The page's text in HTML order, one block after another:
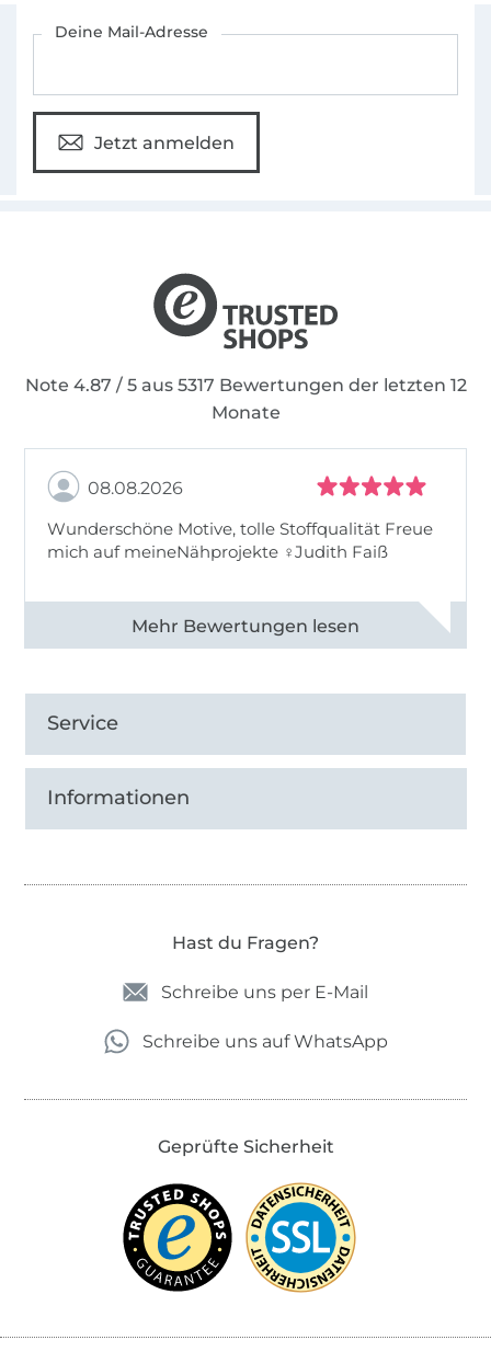
Deine Mail-Adresse
Jetzt anmelden
Note 4.87 / 5 aus 5317 Bewertungen der letzten 12
Monate
08.08.2026
Wunderschöne Motive, tolle Stoffqualität Freue
mich auf meineNähprojekte ♀Judith Faiß
Alle 82990 Bewertungen ansehen
Service
Informationen
Hast du Fragen?
Schreibe uns per E-Mail
Schreibe uns auf WhatsApp
Geprüfte Sicherheit